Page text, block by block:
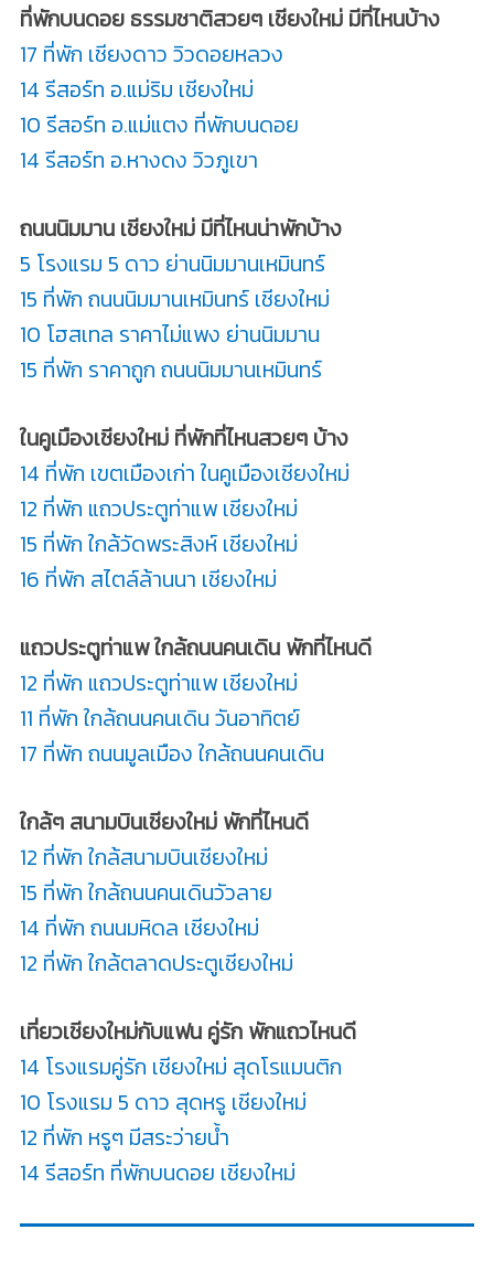
ที่พักบนดอย ธรรมชาติสวยๆ เชียงใหม่ มีที่ไหนบ้าง
17 ที่พัก เชียงดาว วิวดอยหลวง
14 รีสอร์ท อ.แม่ริม เชียงใหม่
10 รีสอร์ท อ.แม่แตง ที่พักบนดอย
14 รีสอร์ท อ.หางดง วิวภูเขา
ถนนนิมมาน เชียงใหม่ มีที่ไหนน่าพักบ้าง
5 โรงแรม 5 ดาว ย่านนิมมานเหมินทร์
15 ที่พัก ถนนนิมมานเหมินทร์ เชียงใหม่
10 โฮสเทล ราคาไม่แพง ย่านนิมมาน
15 ที่พัก ราคาถูก ถนนนิมมานเหมินทร์
ในคูเมืองเชียงใหม่ ที่พักที่ไหนสวยๆ บ้าง
14 ที่พัก เขตเมืองเก่า ในคูเมืองเชียงใหม่
12 ที่พัก แถวประตูท่าแพ เชียงใหม่
15 ที่พัก ใกล้วัดพระสิงห์ เชียงใหม่
16 ที่พัก สไตล์ล้านนา เชียงใหม่
แถวประตูท่าแพ ใกล้ถนนคนเดิน พักที่ไหนดี
12 ที่พัก แถวประตูท่าแพ เชียงใหม่
11 ที่พัก ใกล้ถนนคนเดิน วันอาทิตย์
17 ที่พัก ถนนมูลเมือง ใกล้ถนนคนเดิน
ใกล้ๆ สนามบินเชียงใหม่ พักที่ไหนดี
12 ที่พัก ใกล้สนามบินเชียงใหม่
15 ที่พัก ใกล้ถนนคนเดินวัวลาย
14 ที่พัก ถนนมหิดล เชียงใหม่
12 ที่พัก ใกล้ตลาดประตูเชียงใหม่
เที่ยวเชียงใหม่กับแฟน คู่รัก พักแถวไหนดี
14 โรงแรมคู่รัก เชียงใหม่ สุดโรแมนติก
10 โรงแรม 5 ดาว สุดหรู เชียงใหม่
12 ที่พัก หรูๆ มีสระว่ายน้ำ
14 รีสอร์ท ที่พักบนดอย เชียงใหม่